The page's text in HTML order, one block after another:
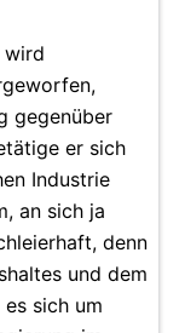
wird
gegenüber
er sich
Industrie
an sich ja
denn
und dem
sich um